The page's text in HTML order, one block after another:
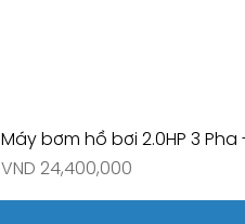
Máy bơm hồ bơi 2.0HP 3 Pha -
Price
VND 24,400,000